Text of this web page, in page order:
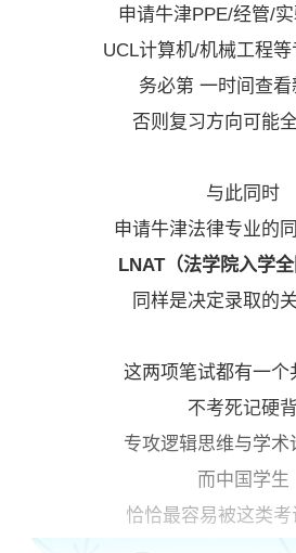
申请牛津PPE/经管/
UCL计算机/机械工程
务必第 一时间查看
否则复习方向可能
与此同时
申请牛津法律专业的
LNAT（法学院入学全
同样是决定录取的
这两项笔试都有一个
不考死记硬背
专攻逻辑思维与学术
而中国学生
恰恰最容易被这类考